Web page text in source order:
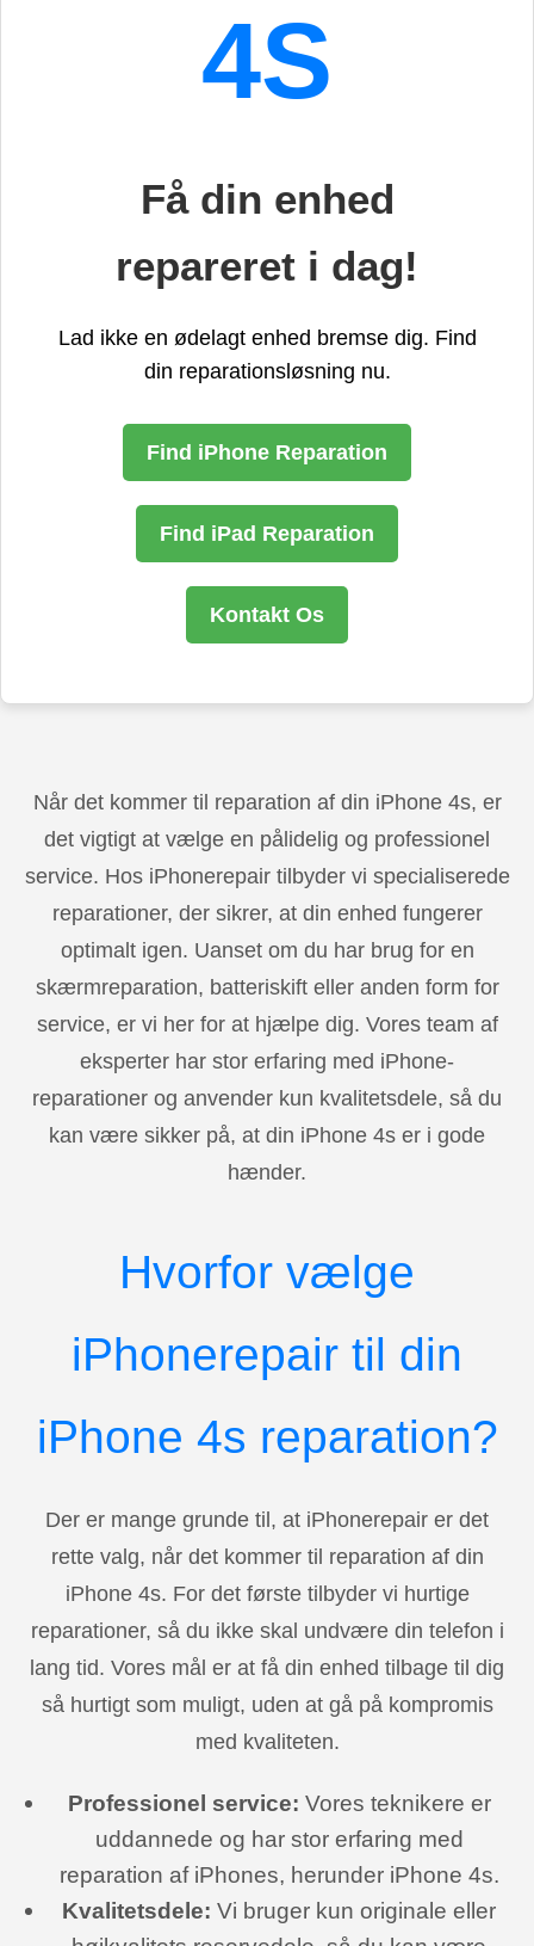
4S
Få din enhed
repareret i dag!
Lad ikke en ødelagt enhed bremse dig. Find
din reparationsløsning nu.
Find iPhone Reparation
Find iPad Reparation
Kontakt Os
Når det kommer til reparation af din iPhone 4s, er
det vigtigt at vælge en pålidelig og professionel
service. Hos iPhonerepair tilbyder vi specialiserede
reparationer, der sikrer, at din enhed fungerer
optimalt igen. Uanset om du har brug for en
skærmreparation, batteriskift eller anden form for
service, er vi her for at hjælpe dig. Vores team af
eksperter har stor erfaring med iPhone-
reparationer og anvender kun kvalitetsdele, så du
kan være sikker på, at din iPhone 4s er i gode
hænder.
Hvorfor vælge
iPhonerepair til din
iPhone 4s reparation?
Der er mange grunde til, at iPhonerepair er det
rette valg, når det kommer til reparation af din
iPhone 4s. For det første tilbyder vi hurtige
reparationer, så du ikke skal undvære din telefon i
lang tid. Vores mål er at få din enhed tilbage til dig
så hurtigt som muligt, uden at gå på kompromis
med kvaliteten.
Professionel service: Vores teknikere er
uddannede og har stor erfaring med
reparation af iPhones, herunder iPhone 4s.
Kvalitetsdele: Vi bruger kun originale eller